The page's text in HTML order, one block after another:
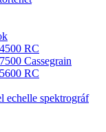
RC
Cas­seg­ra­in
RC
echel­le spekt­ro­gráf